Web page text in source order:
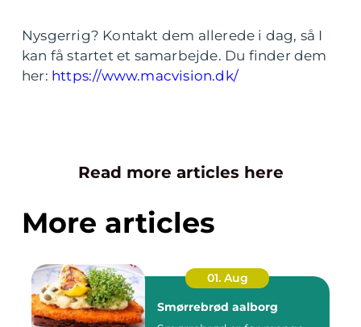
Nysgerrig? Kontakt dem allerede i dag, så I
kan få startet et samarbejde. Du finder dem
her: https://www.macvision.dk/
Read more articles here
More articles
01. Aug
Smørrebrød aalborg